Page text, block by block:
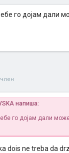
го дојам дали
напиша:
го дојам дали
dois ne treba da